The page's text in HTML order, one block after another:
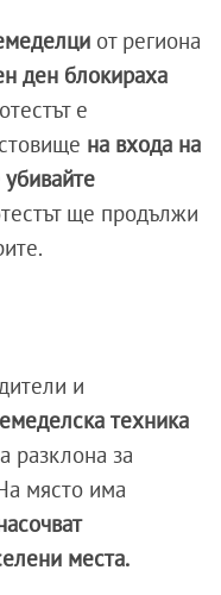
от региона
ден блокираха
е
на входа на
ще продължи
и
техника
разклона за
място има
места.